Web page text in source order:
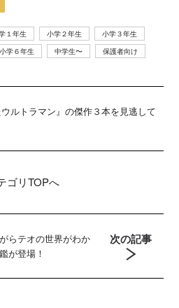
１年生 小学２年生
小学３年生
小学６年生 中学生〜 保護者向け
ウルトラマン』の傑作３本を見逃して
ゴリTOPへ
らテオの世界がわか
が登場！
次の記事